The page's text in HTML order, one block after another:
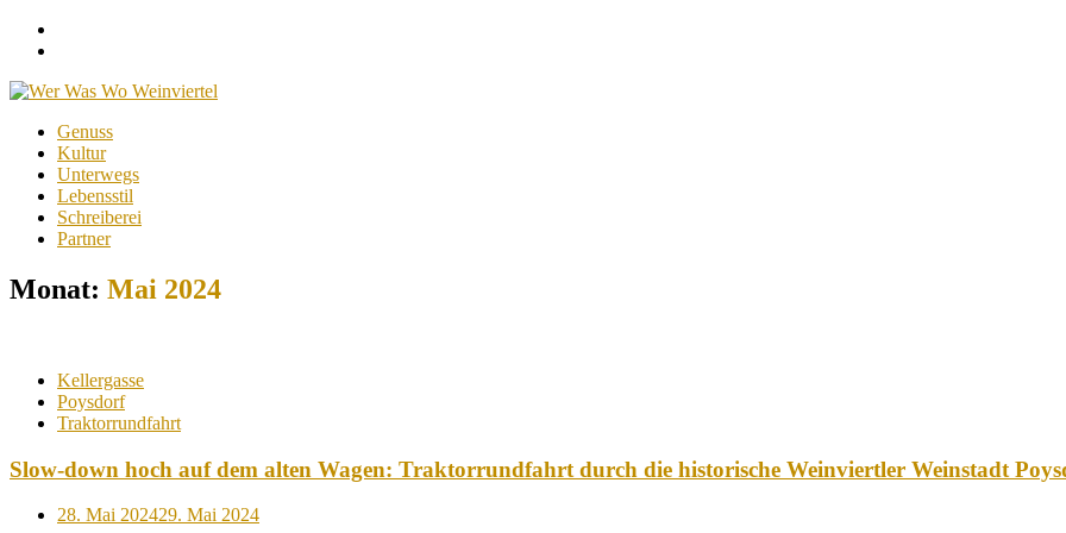
Skip
content
Genuss
Kultur
Unterwegs
Lebensstil
Schreiberei
Partner
Monat: Mai 2024
Kellergasse
Poysdorf
Traktorrundfahrt
Slow-down hoch auf dem alten Wagen: Traktorrundfahrt durch die historische Weinviertler Weinstadt
Posted
28. Mai 202429. Mai 2024